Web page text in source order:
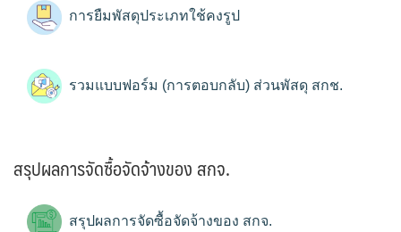
การยืมพัสดุประเภทใช้คงรูป
รวมแบบฟอร์ม (การตอบกลับ) ส่วนพัสดุ สกช.
สรุปผลการจัดซื้อจัดจ้างของ สกจ.
สรุปผลการจัดซื้อจัดจ้างของ สกจ.